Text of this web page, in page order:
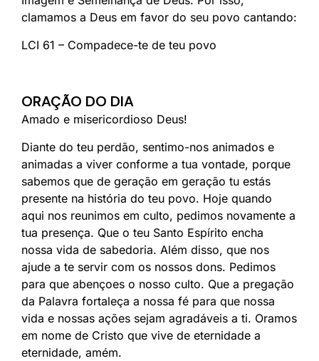
clamamos a Deus em favor do seu povo cantando:
LCI 61 – Compadece-te de teu povo
ORAÇÃO DO DIA
Amado e misericordioso Deus!
Diante do teu perdão, sentimo-nos animados e
animadas a viver conforme a tua vontade, porque
sabemos que de geração em geração tu estás
presente na história do teu povo. Hoje quando
aqui nos reunimos em culto, pedimos novamente a
tua presença. Que o teu Santo Espírito encha
nossa vida de sabedoria. Além disso, que nos
ajude a te servir com os nossos dons. Pedimos
para que abençoes o nosso culto. Que a pregação
da Palavra fortaleça a nossa fé para que nossa
vida e nossas ações sejam agradáveis a ti. Oramos
em nome de Cristo que vive de eternidade a
eternidade, amém.